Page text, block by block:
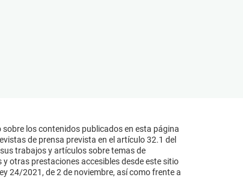
los contenidos publicados en esta página
de prensa prevista en el artículo 32.1 del
trabajos y artículos sobre temas de
otras prestaciones accesibles desde este sitio
24/2021, de 2 de noviembre, así como frente a